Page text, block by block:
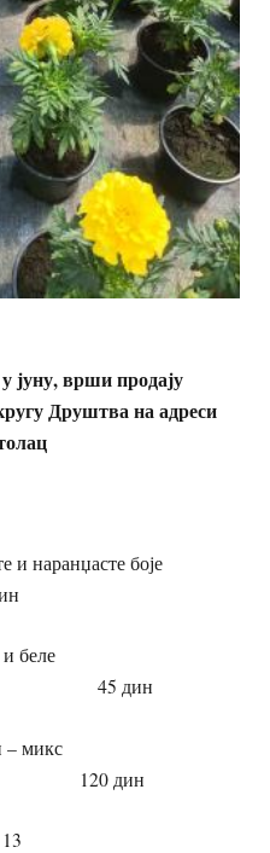
врши продају
Друштва на адреси
и наранџасте боје
беле
дин
– микс
дин